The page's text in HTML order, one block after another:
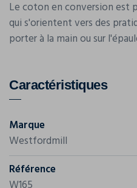
Le coton en conversion est
qui s'orientent vers des
porter à la main ou sur
Caractéristiques
Marque
Westfordmill
Référence